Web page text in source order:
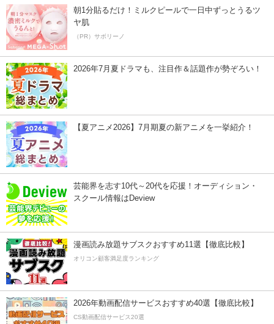
朝1分貼るだけ！ミルクピールで一日中ずっとうるツ
ヤ肌
（PR）サボリーノ
2026年7月夏ドラマも、注目作＆話題作が勢ぞろい！
【夏アニメ2026】7月期夏の新アニメを一挙紹介！
芸能界を志す10代～20代を応援！オーディション・
スクール情報はDeview
漫画読み放題サブスクおすすめ11選【徹底比較】
オリコン顧客満足度ランキング
2026年動画配信サービスおすすめ40選【徹底比較】
CS動画配信サービス20選